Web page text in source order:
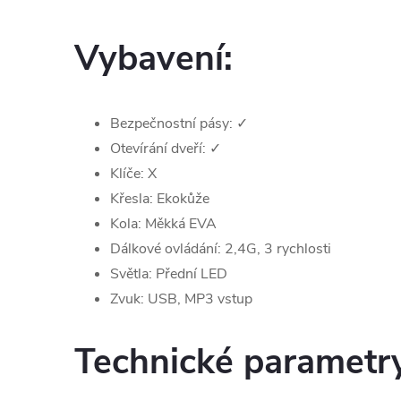
Vybavení:
Bezpečnostní pásy: ✓
Otevírání dveří: ✓
Klíče: X
Křesla: Ekokůže
Kola: Měkká EVA
Dálkové ovládání: 2,4G, 3 rychlosti
Světla: Přední LED
Zvuk: USB, MP3 vstup
Technické